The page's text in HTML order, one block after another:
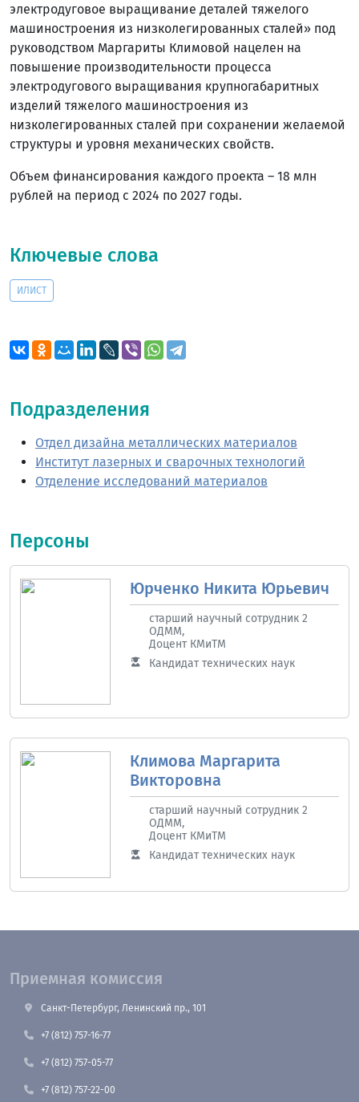
электродуговое выращивание деталей тяжелого
машиностроения из низколегированных сталей» под
руководством Маргариты Климовой нацелен на
повышение производительности процесса
электродугового выращивания крупногабаритных
изделий тяжелого машиностроения из
низколегированных сталей при сохранении желаемой
структуры и уровня механических свойств.
Объем финансирования каждого проекта – 18 млн
рублей на период с 2024 по 2027 годы.
Ключевые слова
ИЛИСТ
Подразделения
Отдел дизайна металлических материалов
Институт лазерных и сварочных технологий
Отделение исследований материалов
Персоны
Юрченко Никита Юрьевич
старший научный сотрудник 2
ОДММ,
Доцент КМиТМ
Кандидат технических наук
Климова Маргарита
Викторовна
старший научный сотрудник 2
ОДММ,
Доцент КМиТМ
Кандидат технических наук
Приемная комиссия
Санкт-Петербург, Ленинский пр., 101
+7 (812) 757-16-77
+7 (812) 757-05-77
+7 (812) 757-22-00